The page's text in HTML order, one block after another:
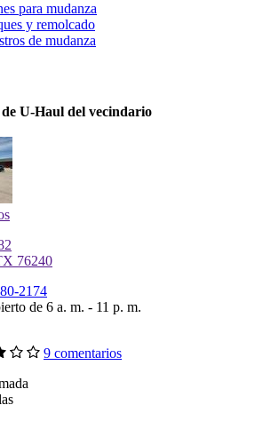
para mudanza
y remolcado
de mudanza
U-Haul del vecindario
76240
2174
de 6 a. m. - 11 p. m.
9 comentarios